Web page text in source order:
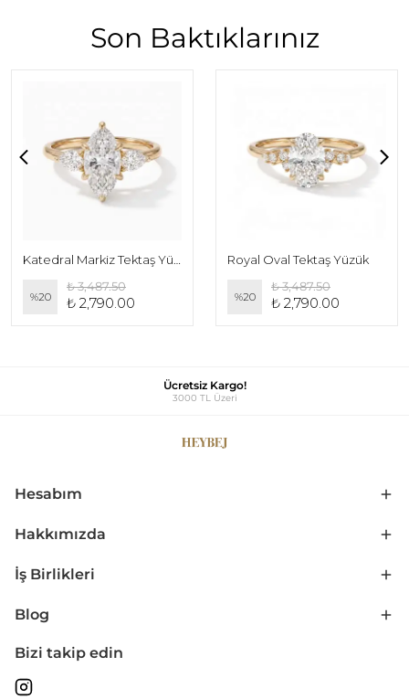
Son Baktıklarınız
%20
₺ 3,487.50
₺ 2,790.00
Royal Oval Tektaş Yüzük
%20
₺ 3,487.50
₺ 2,790.00
Ücretsiz Kargo!
3000 TL Üzeri
Hesabım
Hakkımızda
İş Birlikleri
Blog
Bizi takip edin